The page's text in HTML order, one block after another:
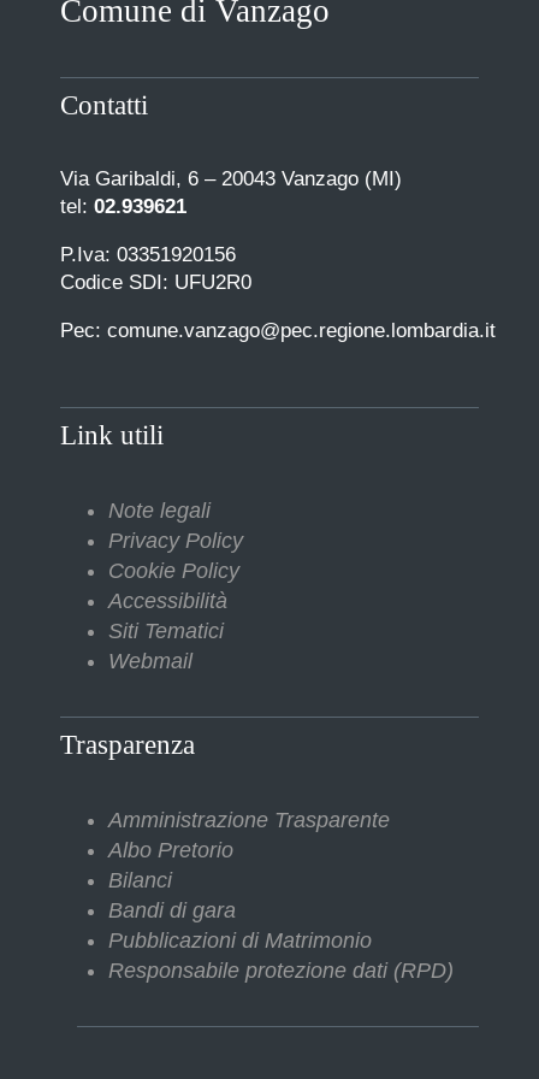
COMUNICAZIONE
Comune di Vanzago
Contatti
Via Garibaldi, 6 – 20043 Vanzago (MI)
tel: 02.939621
P.Iva: 03351920156
Codice SDI: UFU2R0
Pec: comune.vanzago@pec.regione.lombardia.it
Link utili
Note legali
Privacy Policy
Cookie Policy
Accessibilità
Siti Tematici
Webmail
Trasparenza
Amministrazione Trasparente
Albo Pretorio
Bilanci
Bandi di gara
Pubblicazioni di Matrimonio
Responsabile protezione dati (RPD)